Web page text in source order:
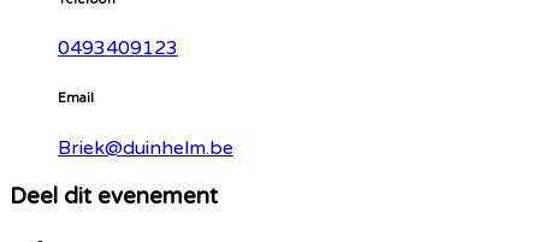
0493409123
Email
Briek@duinhelm.be
Deel dit evenement